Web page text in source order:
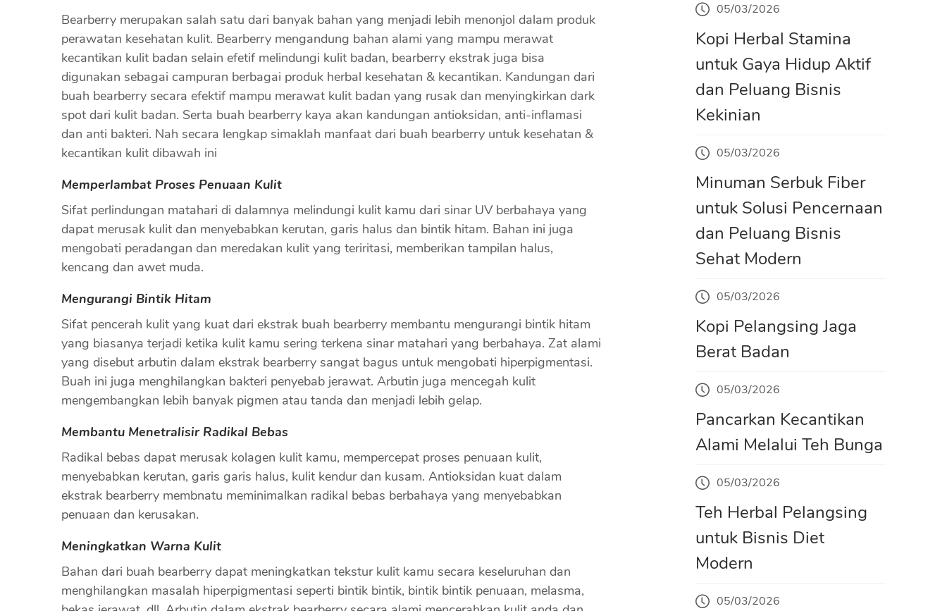
Bearberry merupakan salah satu dari banyak bahan yang menjadi lebih menonjol dalam produk
perawatan kesehatan kulit. Bearberry mengandung bahan alami yang mampu merawat
kecantikan kulit badan selain efetif melindungi kulit badan, bearberry ekstrak juga bisa
digunakan sebagai campuran berbagai produk herbal kesehatan & kecantikan. Kandungan dari
buah bearberry secara efektif mampu merawat kulit badan yang rusak dan menyingkirkan dark
spot dari kulit badan. Serta buah bearberry kaya akan kandungan antioksidan, anti-inflamasi
dan anti bakteri. Nah secara lengkap simaklah manfaat dari buah bearberry untuk kesehatan &
kecantikan kulit dibawah ini
Memperlambat Proses Penuaan Kulit
Sifat perlindungan matahari di dalamnya melindungi kulit kamu dari sinar UV berbahaya yang
dapat merusak kulit dan menyebabkan kerutan, garis halus dan bintik hitam. Bahan ini juga
mengobati peradangan dan meredakan kulit yang teriritasi, memberikan tampilan halus,
kencang dan awet muda.
Mengurangi Bintik Hitam
Sifat pencerah kulit yang kuat dari ekstrak buah bearberry membantu mengurangi bintik hitam
yang biasanya terjadi ketika kulit kamu sering terkena sinar matahari yang berbahaya. Zat alami
yang disebut arbutin dalam ekstrak bearberry sangat bagus untuk mengobati hiperpigmentasi.
Buah ini juga menghilangkan bakteri penyebab jerawat. Arbutin juga mencegah kulit
mengembangkan lebih banyak pigmen atau tanda dan menjadi lebih gelap.
Membantu Menetralisir Radikal Bebas
Radikal bebas dapat merusak kolagen kulit kamu, mempercepat proses penuaan kulit,
menyebabkan kerutan, garis garis halus, kulit kendur dan kusam. Antioksidan kuat dalam
ekstrak bearberry membnatu meminimalkan radikal bebas berbahaya yang menyebabkan
penuaan dan kerusakan.
Meningkatkan Warna Kulit
Bahan dari buah bearberry dapat meningkatkan tekstur kulit kamu secara keseluruhan dan
menghilangkan masalah hiperpigmentasi seperti bintik bintik, bintik bintik penuaan, melasma,
05/03/2026
Kopi Herbal Stamina
untuk Gaya Hidup Aktif
dan Peluang Bisnis
Kekinian
05/03/2026
Minuman Serbuk Fiber
untuk Solusi Pencernaan
dan Peluang Bisnis
Sehat Modern
05/03/2026
Kopi Pelangsing Jaga
Berat Badan
05/03/2026
Pancarkan Kecantikan
Alami Melalui Teh Bunga
05/03/2026
Teh Herbal Pelangsing
untuk Bisnis Diet
Modern
05/03/2026